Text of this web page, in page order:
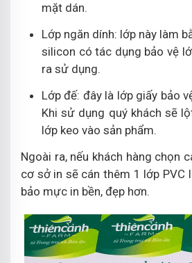
mặt dán.
Lớp ngăn dính: lớp này làm
silicon có tác dụng bảo vệ
ra sử dụng.
Lớp đế: đây là lớp giấy bảo
Khi sử dụng quý khách sẽ
lớp keo vào sản phẩm.
Ngoài ra, nếu khách hàng chọn
cơ sở in sẽ cán thêm 1 lớp PVC
bảo mực in bền, đẹp hơn.